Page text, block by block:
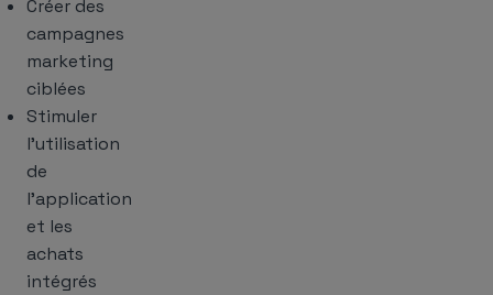
Créer des
campagnes
marketing
ciblées
Stimuler
l’utilisation
de
l’application
et les
achats
intégrés